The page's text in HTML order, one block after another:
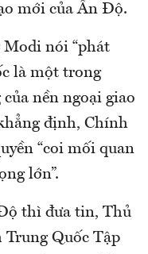
mới của Ấn Độ.
Modi nói “phát
là một trong
nền ngoại giao
định, Chính
“coi mối quan
lớn”.
thì đưa tin, Thủ
Quốc Tập